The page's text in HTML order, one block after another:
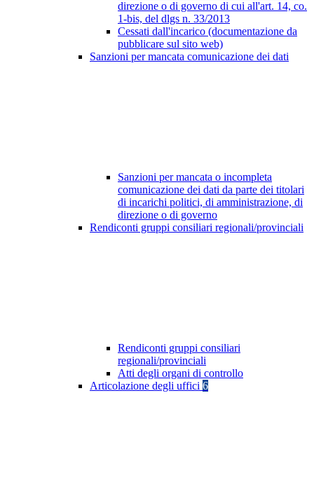
direzione o di governo di cui all'art. 14, co.
1-bis, del dlgs n. 33/2013
Cessati dall'incarico (documentazione da
pubblicare sul sito web)
Sanzioni per mancata comunicazione dei dati
Sanzioni per mancata o incompleta
comunicazione dei dati da parte dei titolari
di incarichi politici, di amministrazione, di
direzione o di governo
Rendiconti gruppi consiliari regionali/provinciali
Rendiconti gruppi consiliari
regionali/provinciali
Atti degli organi di controllo
Articolazione degli uffici 6